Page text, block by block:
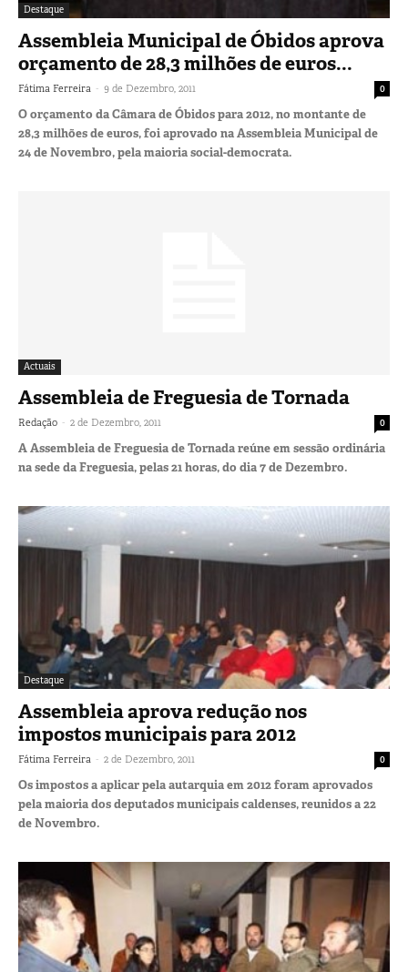
Destaque
Assembleia Municipal de Óbidos aprova
orçamento de 28,3 milhões de euros...
Fátima Ferreira - 9 de Dezembro, 2011 0
O orçamento da Câmara de Óbidos para 2012, no montante de
28,3 milhões de euros, foi aprovado na Assembleia Municipal de
24 de Novembro, pela maioria social-democrata.
Actuais
Assembleia de Freguesia de Tornada
Redação - 2 de Dezembro, 2011 0
A Assembleia de Freguesia de Tornada reúne em sessão ordinária
na sede da Freguesia, pelas 21 horas, do dia 7 de Dezembro.
Destaque
Assembleia aprova redução nos
impostos municipais para 2012
Fátima Ferreira - 2 de Dezembro, 2011 0
Os impostos a aplicar pela autarquia em 2012 foram aprovados
pela maioria dos deputados municipais caldenses, reunidos a 22
de Novembro.